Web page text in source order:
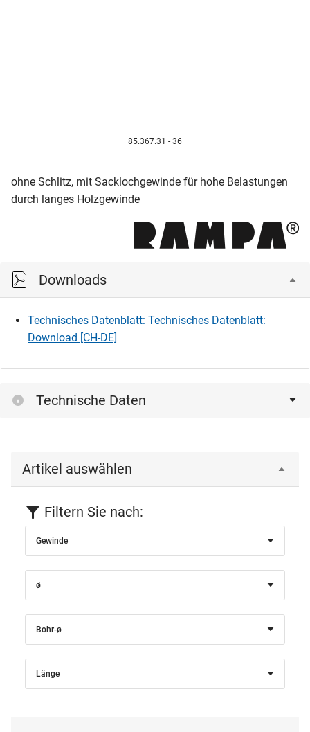
85.367.31 - 36
ohne Schlitz, mit Sacklochgewinde für hohe Belastungen
durch langes Holzgewinde
Downloads
Technisches Datenblatt: Technisches Datenblatt:
Download [CH-DE]
Technische Daten
Artikel auswählen
Filtern Sie nach:
Gewinde
ø
Bohr-ø
Länge